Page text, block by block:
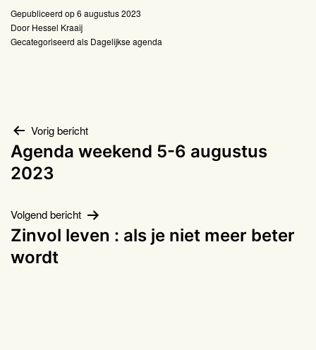
Gepubliceerd op6 augustus 2023
Door Hessel Kraaij
Gecategoriseerd als Dagelijkse agenda
Bericht
navigatie
Vorig bericht
Agenda weekend 5-6 augustus
2023
Volgend bericht
Zinvol leven : als je niet meer beter
wordt